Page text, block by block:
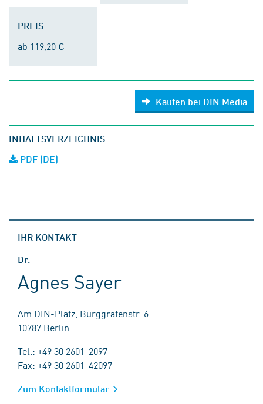
PREIS
ab 119,20 €
Kaufen bei DIN Media
INHALTSVERZEICHNIS
PDF (DE)
IHR KONTAKT
Dr.
Agnes Sayer
Am DIN-Platz, Burggrafenstr. 6
10787 Berlin
Tel.: +49 30 2601-2097
Fax: +49 30 2601-42097
Zum Kontaktformular